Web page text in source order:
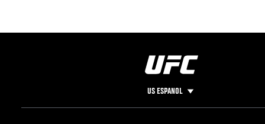
US ESPANOL